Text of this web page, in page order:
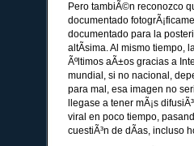
Pero tambiÃ©n reconozco
documentado
documentado para la
altÃ­sima. Al mismo tiempo,
Ãºltimos aÃ±os gracias a
mundial, si no nacional,
para mal, esa imagen no
llegase a tener mÃ¡s
viral en poco tiempo,
cuestiÃ³n de dÃ­as, incluso